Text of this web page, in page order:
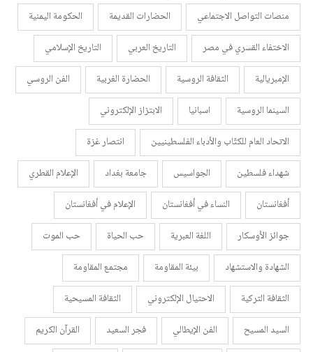
منصات التواصل الاجتماعي
الحضارات القديمة
الحكومة اليمنية
الاختفاء القسري في مصر
التاريخ العربي
التاريخ الإسلامي
الإمبريالية
الثقافة الروسية الحضارة الغربية
الفن الروسي
السينما الروسية
اسبانيا
الابتزاز الإلكتروني
الاتحاد العام للكتّاب والأدباء الفلسطينيين
انتصار غزة
شهداء فلسطين
الجواسيس جامعة بغداد
الإعلام القطري
أفغانستان
النساء في أفغانستان
الإعلام في أفغانستان
جوائز الأوسكار
اللغة العبرية حب الحياة
حب الموت
الشهادة والاستشهاد
بيئة المقاومة
مجتمع المقاومة
الثقافة التركية
الاحتيال الإلكتروني
الثقافة المسيحية
السيد المسيح
الفن الإيطالي فجر السعيد
القرآن الكريم